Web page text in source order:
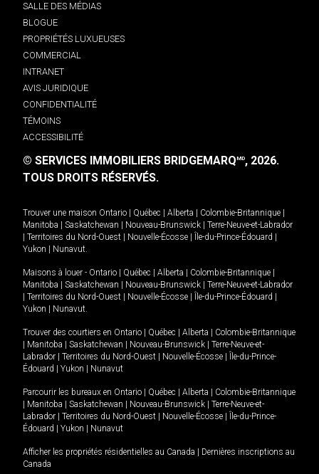
SALLE DES MÉDIAS
BLOGUE
PROPRIÉTÉS LUXUEUSES
COMMERCIAL
INTRANET
AVIS JURIDIQUE
CONFIDENTIALITÉ
TÉMOINS
ACCESSIBILITÉ
© SERVICES IMMOBILIERS BRIDGEMARQMD, 2026.
TOUS DROITS RÉSERVÉS.
Trouver une maison Ontario Québec Alberta Colombie-Britannique
Manitoba
Saskatchewan Nouveau-Brunswick
Terre-Neuve-et-Labrador
Territoires du Nord-Ouest Nouvelle-Écosse Île-du-Prince-Édouard
Yukon
Nunavut.
Maisons à louer - Ontario Québec Alberta Colombie-Britannique
Manitoba
Saskatchewan Nouveau-Brunswick
Terre-Neuve-et-Labrador
Territoires du Nord-Ouest Nouvelle-Écosse Île-du-Prince-Édouard
Yukon
Nunavut.
Trouver des courtiers en Ontario Québec Alberta
Colombie-Britannique
Manitoba Saskatchewan Nouveau-Brunswick
Terre-Neuve-et-
Labrador
Territoires du Nord-Ouest Nouvelle-Écosse
Île-du-Prince-
Édouard
Yukon Nunavut
Parcourir les bureaux en Ontario Québec Alberta
Colombie-Britannique
Manitoba Saskatchewan Nouveau-Brunswick
Terre-Neuve-et-
Labrador
Territoires du Nord-Ouest Nouvelle-Écosse
Île-du-Prince-
Édouard
Yukon Nunavut
Afficher les propriétés résidentielles au Canada
Dernières inscriptions au
Canada